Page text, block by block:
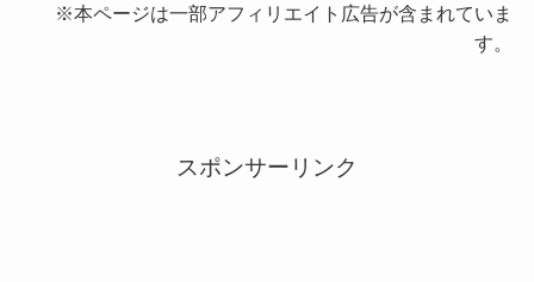
※本ページは一部アフィリエイト広告が含まれていま
す。
スポンサーリンク